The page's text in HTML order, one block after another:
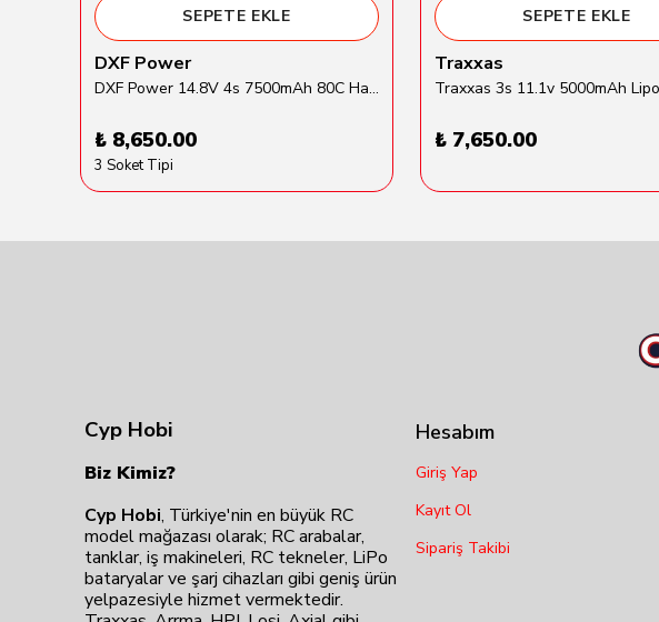
SEPETE EKLE
DXF Power
DXF Power 14.8V 4s 7500mAh 80C Hardcase Lipo Batarya
₺ 8,650.00
3 Soket Tipi
SEPETE EKLE
Traxxas
₺ 7,650.00
Hesabım
Giriş Yap
Kayıt Ol
Sipariş Takibi
Cyp Hobi
Biz Kimiz?
Cyp Hobi, Türkiye'nin en büyük RC
model mağazası olarak; RC arabalar,
tanklar, iş makineleri, RC tekneler, LiPo
bataryalar ve şarj cihazları gibi geniş ürün
yelpazesiyle hizmet vermektedir.